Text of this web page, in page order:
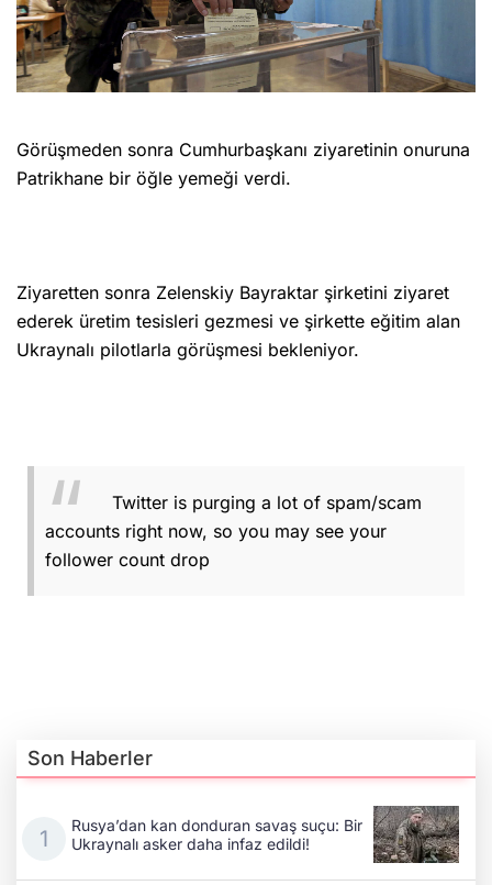
Görüşmeden sonra Cumhurbaşkanı ziyaretinin onuruna
Patrikhane bir öğle yemeği verdi.
Ziyaretten sonra Zelenskiy Bayraktar şirketini ziyaret
ederek üretim tesisleri gezmesi ve şirkette eğitim alan
Ukraynalı pilotlarla görüşmesi bekleniyor.
Twitter is purging a lot of spam/scam
accounts right now, so you may see your
follower count drop
Son Haberler
Rusya’dan kan donduran savaş suçu: Bir
Ukraynalı asker daha infaz edildi!